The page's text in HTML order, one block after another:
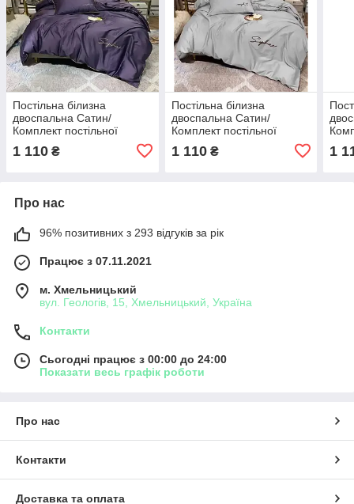
Постільна білизна
двоспальна Сатин/
Комплект постільної
1 110 ₴
Постільна білизна
двоспальна Сатин/
Комплект постільної
1 110₴ 1
Про нас
96% позитивних з 293 відгуків за рік
Працює з 07.11.2021
м. Хмельницький
вул. Геологів, 15, Хмельницький, Україна
Контакти
Сьогодні працює з 00:00 до 24:00
Показати весь графік роботи
Про нас
Контакти
Доставка та оплата